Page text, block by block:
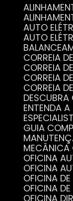
AUTO
AUTO
CORREIA
CORREIA
CORREIA
CORREIA
ENTENDA
GUIA
OFICINA
OFICINA
OFICINA
OFICINA
OFICINA